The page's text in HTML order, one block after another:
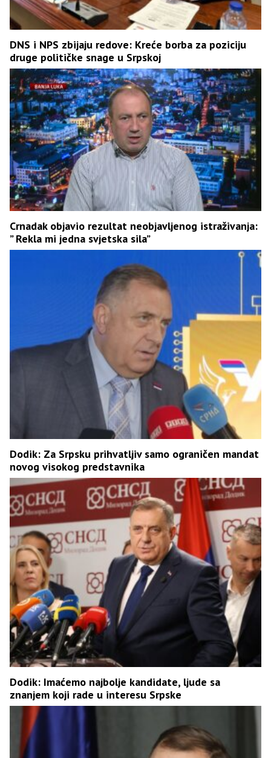
DNS i NPS zbijaju redove: Kreće borba za poziciju
druge političke snage u Srpskoj
Crnadak objavio rezultat neobjavljenog istraživanja:
” Rekla mi jedna svjetska sila”
Dodik: Za Srpsku prihvatljiv samo ograničen mandat
novog visokog predstavnika
Dodik: Imaćemo najbolje kandidate, ljude sa
znanjem koji rade u interesu Srpske